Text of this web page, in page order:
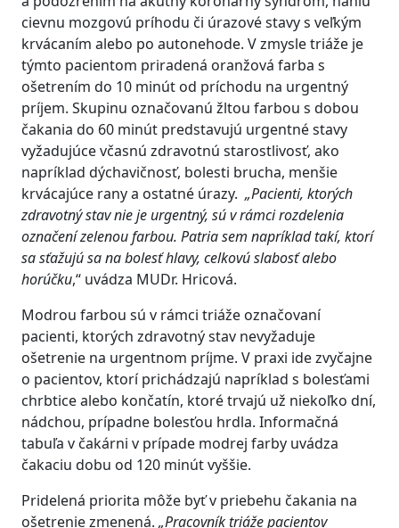
cievnu mozgovú príhodu či úrazové stavy s veľkým
krvácaním alebo po autonehode. V zmysle triáže je
týmto pacientom priradená oranžová farba s
ošetrením do 10 minút od príchodu na urgentný
príjem. Skupinu označovanú žltou farbou s dobou
čakania do 60 minút predstavujú urgentné stavy
vyžadujúce včasnú zdravotnú starostlivosť, ako
napríklad dýchavičnosť, bolesti brucha, menšie
krvácajúce rany a ostatné úrazy. „Pacienti, ktorých
zdravotný stav nie je urgentný, sú v rámci rozdelenia
označení zelenou farbou. Patria sem napríklad takí, ktorí
sa sťažujú sa na bolesť hlavy, celkovú slabosť alebo
horúčku,“ uvádza MUDr. Hricová.
Modrou farbou sú v rámci triáže označovaní
pacienti, ktorých zdravotný stav nevyžaduje
ošetrenie na urgentnom príjme. V praxi ide zvyčajne
o pacientov, ktorí prichádzajú napríklad s bolesťami
chrbtice alebo končatín, ktoré trvajú už niekoľko dní,
nádchou, prípadne bolesťou hrdla. Informačná
tabuľa v čakárni v prípade modrej farby uvádza
čakaciu dobu od 120 minút vyššie.
Pridelená priorita môže byť v priebehu čakania na
ošetrenie zmenená. „Pracovníktriážepacientov